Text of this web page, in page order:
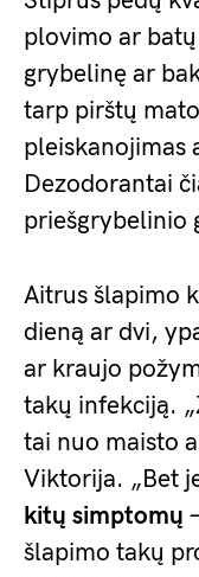
plovimo ar
grybelinę ar
tarp pirštų
pleiskanojimas
Dezodorantai
priešgrybelinio
Aitrus šlapimo
dieną ar dvi,
ar kraujo
takų infekciją.
tai nuo maisto
Viktorija. „Bet
kitų simptomų
šlapimo takų